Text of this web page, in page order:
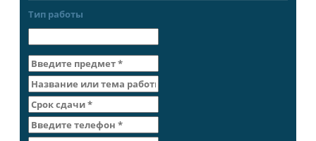
Тип работы